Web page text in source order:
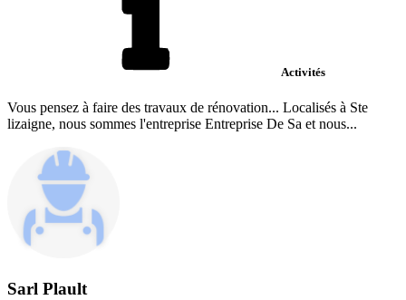
Activités
Vous pensez à faire des travaux de rénovation... Localisés à Ste
lizaigne, nous sommes l'entreprise Entreprise De Sa et nous...
Sarl Plault